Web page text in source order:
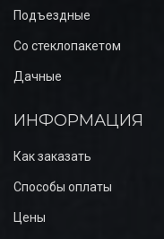
Подъездные
Со стеклопакетом
Дачные
ИНФОРМАЦИЯ
Как заказать
Способы оплаты
Цены